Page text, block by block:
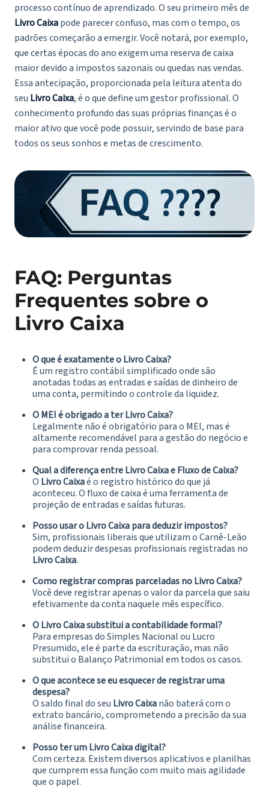
processo contínuo de aprendizado. O seu primeiro mês de
Livro Caixapode parecer confuso, mas com o tempo, os
padrões começarão a emergir. Você notará, por exemplo,
que certas épocas do ano exigem uma reserva de caixa
maior devido a impostos sazonais ou quedas nas vendas.
Essa antecipação, proporcionada pela leitura atenta do
seu Livro Caixa, é o que define um gestor profissional. O
conhecimento profundo das suas próprias finanças é o
maior ativo que você pode possuir, servindo de base para
todos os seus sonhos e metas de crescimento.
FAQ: Perguntas
Frequentes sobre o
Livro Caixa
O que é exatamente o Livro Caixa?
É um registro contábil simplificado onde são
anotadas todas as entradas e saídas de dinheiro de
uma conta, permitindo o controle da liquidez.
O MEI é obrigado a ter Livro Caixa?
Legalmente não é obrigatório para o MEI, mas é
altamente recomendável para a gestão do negócio e
para comprovar renda pessoal.
Qual a diferença entre Livro Caixa e Fluxo de Caixa?
O Livro Caixaé o registro histórico do que já
aconteceu. O fluxo de caixa é uma ferramenta de
projeção de entradas e saídas futuras.
Posso usar o Livro Caixa para deduzir impostos?
Sim, profissionais liberais que utilizam o Carnê-Leão
podem deduzir despesas profissionais registradas no
Livro Caixa.
Como registrar compras parceladas no Livro Caixa?
Você deve registrar apenas o valor da parcela que saiu
efetivamente da conta naquele mês específico.
O Livro Caixa substitui a contabilidade formal?
Para empresas do Simples Nacional ou Lucro
Presumido, ele é parte da escrituração, mas não
substitui o Balanço Patrimonial em todos os casos.
O que acontece se eu esquecer de registrar uma
despesa?
O saldo final do seu Livro Caixanão baterá com o
extrato bancário, comprometendo a precisão da sua
análise financeira.
Posso ter um Livro Caixa digital?
Com certeza. Existem diversos aplicativos e planilhas
que cumprem essa função com muito mais agilidade
que o papel.